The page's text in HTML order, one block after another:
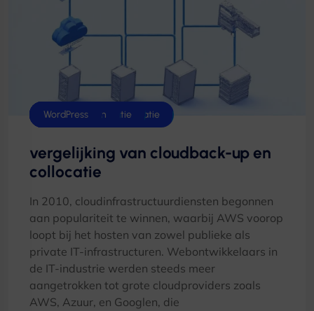
Hostingtips
Linux
Zoekmachineoptimalisatie
Snelheid & Prestatie
Handleidingen
WordPress
vergelijking van cloudback-up en
collocatie
In 2010, cloudinfrastructuurdiensten begonnen
aan populariteit te winnen, waarbij AWS voorop
loopt bij het hosten van zowel publieke als
private IT-infrastructuren. Webontwikkelaars in
de IT-industrie werden steeds meer
aangetrokken tot grote cloudproviders zoals
AWS, Azuur, en Googlen, die